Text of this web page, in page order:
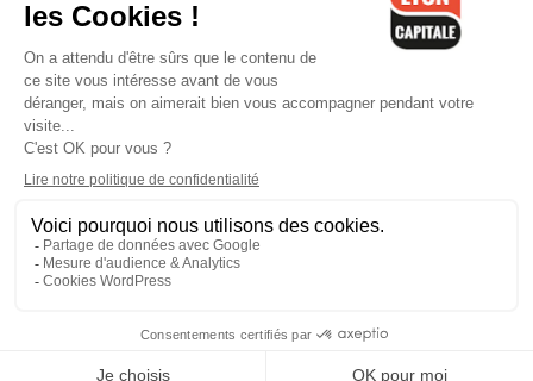
Contactez-nous-Mentions légales-CGV-Politique de
confidentialité-Gestion des cookies
Cedex 06